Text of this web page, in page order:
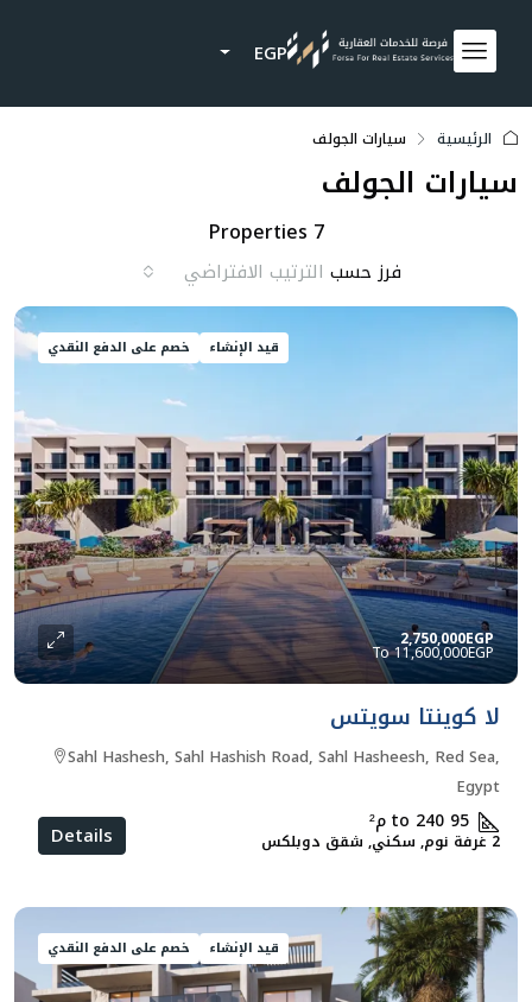
EGP
الرئيسية سيارات الجولف
سيارات الجولف
7 Properties
فرز حسب الترتيب الافتراضي
قيد الإنشاء خصم على الدفع النقدي
2,750,000EGP
11,600,000EGP
لا كوينتا سويتس
Sahl Hashesh, Sahl Hashish Road, Sahl Hasheesh, Red Sea,
Egypt
95 to 240 م²
2 غرفة نوم, سكني, شقق دوبلكس Details
قيد الإنشاء خصم على الدفع النقدي